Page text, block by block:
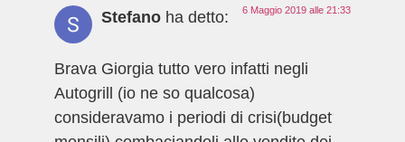
Stefano ha detto: 6 Maggio 2019 alle 21:33
Brava Giorgia tutto vero infatti negli
Autogrill (io ne so qualcosa)
consideravamo i periodi di crisi(budget